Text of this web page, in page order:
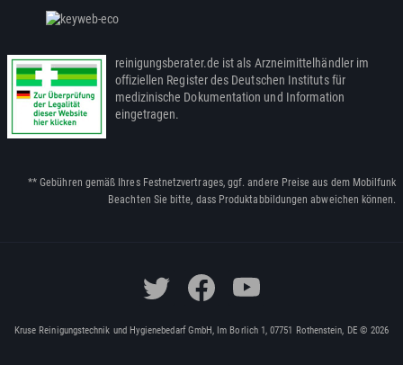
reinigungsberater.de ist als Arzneimittelhändler im
offiziellen Register des Deutschen Instituts für
medizinische Dokumentation und Information
eingetragen.
** Gebühren gemäß Ihres Festnetzvertrages, ggf. andere Preise aus dem Mobilfunk
Beachten Sie bitte, dass Produktabbildungen abweichen können.
Kruse Reinigungstechnik und Hygienebedarf GmbH, Im Borlich 1, 07751 Rothenstein, DE © 2026